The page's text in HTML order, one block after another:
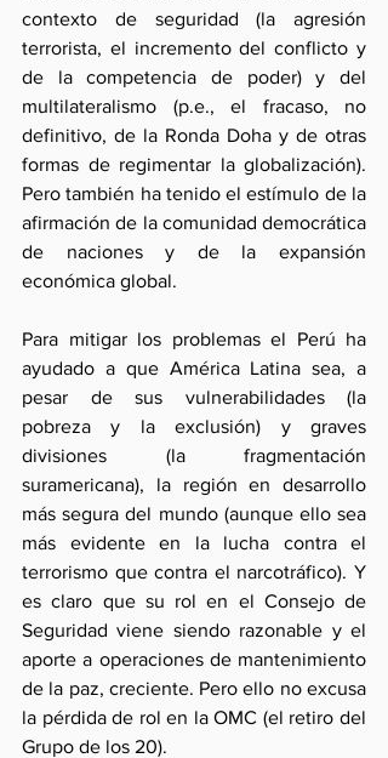
contexto de seguridad (la agresión
terrorista, el incremento del conflicto y
de la competencia de poder) y del
multilateralismo (p.e., el fracaso, no
definitivo, de la Ronda Doha y de otras
formas de regimentar la globalización).
Pero también ha tenido el estímulo de la
afirmación de la comunidad democrática
de naciones y de la expansión
económica global.
Para mitigar los problemas el Perú ha
ayudado a que América Latina sea, a
pesar de sus vulnerabilidades (la
pobreza y la exclusión) y graves
divisiones (la fragmentación
suramericana), la región en desarrollo
más segura del mundo (aunque ello sea
más evidente en la lucha contra el
terrorismo que contra el narcotráfico). Y
es claro que su rol en el Consejo de
Seguridad viene siendo razonable y el
aporte a operaciones de mantenimiento
de la paz, creciente. Pero ello no excusa
la pérdida de rol en la OMC (el retiro del
Grupo de los 20).